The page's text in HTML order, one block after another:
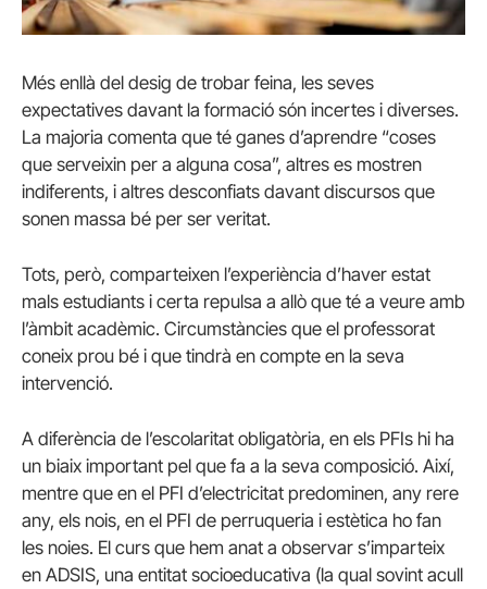
Més enllà del desig de trobar feina, les seves
expectatives davant la formació són incertes i diverses.
La majoria comenta que té ganes d’aprendre “coses
que serveixin per a alguna cosa”, altres es mostren
indiferents, i altres desconfiats davant discursos que
sonen massa bé per ser veritat.
Tots, però, comparteixen l’experiència d’haver estat
mals estudiants i certa repulsa a allò que té a veure amb
l’àmbit acadèmic. Circumstàncies que el professorat
coneix prou bé i que tindrà en compte en la seva
intervenció.
A diferència de l’escolaritat obligatòria, en els PFIs hi ha
un biaix important pel que fa a la seva composició. Així,
mentre que en el PFI d’electricitat predominen, any rere
any, els nois, en el PFI de perruqueria i estètica ho fan
les noies. El curs que hem anat a observar s’imparteix
en ADSIS, una entitat socioeducativa (la qual sovint acull